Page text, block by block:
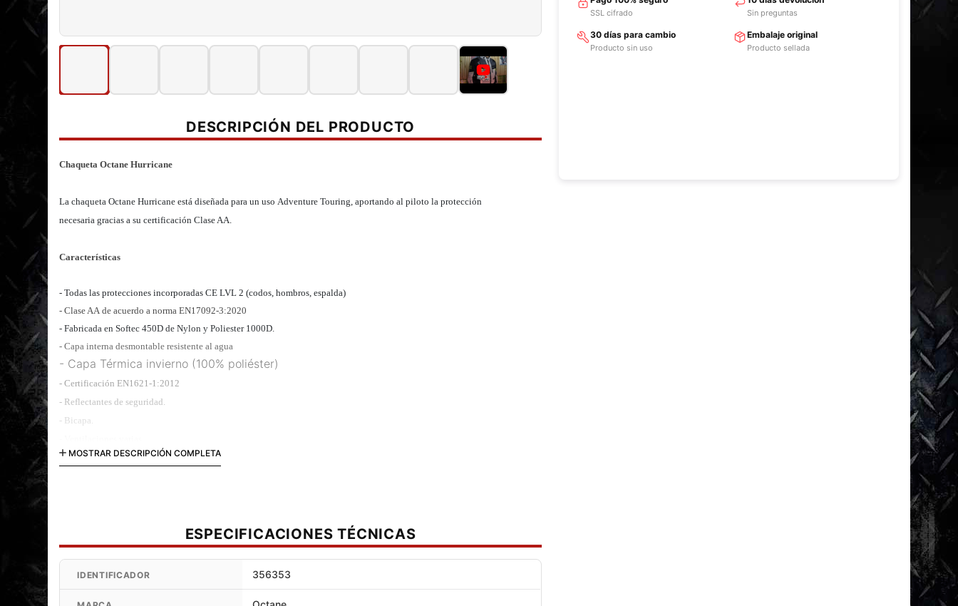
DESCRIPCIÓN DEL PRODUCTO
Chaqueta Octane Hurricane
La chaqueta Octane Hurricane está diseñada para un uso Adventure Touring, aportando al piloto la protección
necesaria gracias a su certificación Clase AA.
Características
- Todas las protecciones incorporadas CE LVL 2 (codos, hombros, espalda)
- Clase AA de acuerdo a norma EN17092-3:2020
- Fabricada en Softec 450D de Nylon y Poliester 1000D.
- Capa interna desmontable resistente al agua
- Capa Térmica invierno (100% poliéster)
- Certificación EN1621-1:2012
- Reflectantes de seguridad.
- Bicapa.
- Cierres YKK
MOSTRAR DESCRIPCIÓN COMPLETA
ESPECIFICACIONES TÉCNICAS
IDENTIFICADOR 356353
SSL cifrado Sin preguntas
30 días para cambio
Producto sin uso
Embalaje original
Producto sellada